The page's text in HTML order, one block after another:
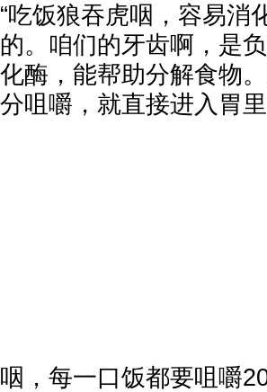
“吃饭狼吞虎咽，容易消
的。咱们的牙齿啊，是
化酶，能帮助分解食物
分咀嚼，就直接进入胃
咽，每一口饭都要咀嚼